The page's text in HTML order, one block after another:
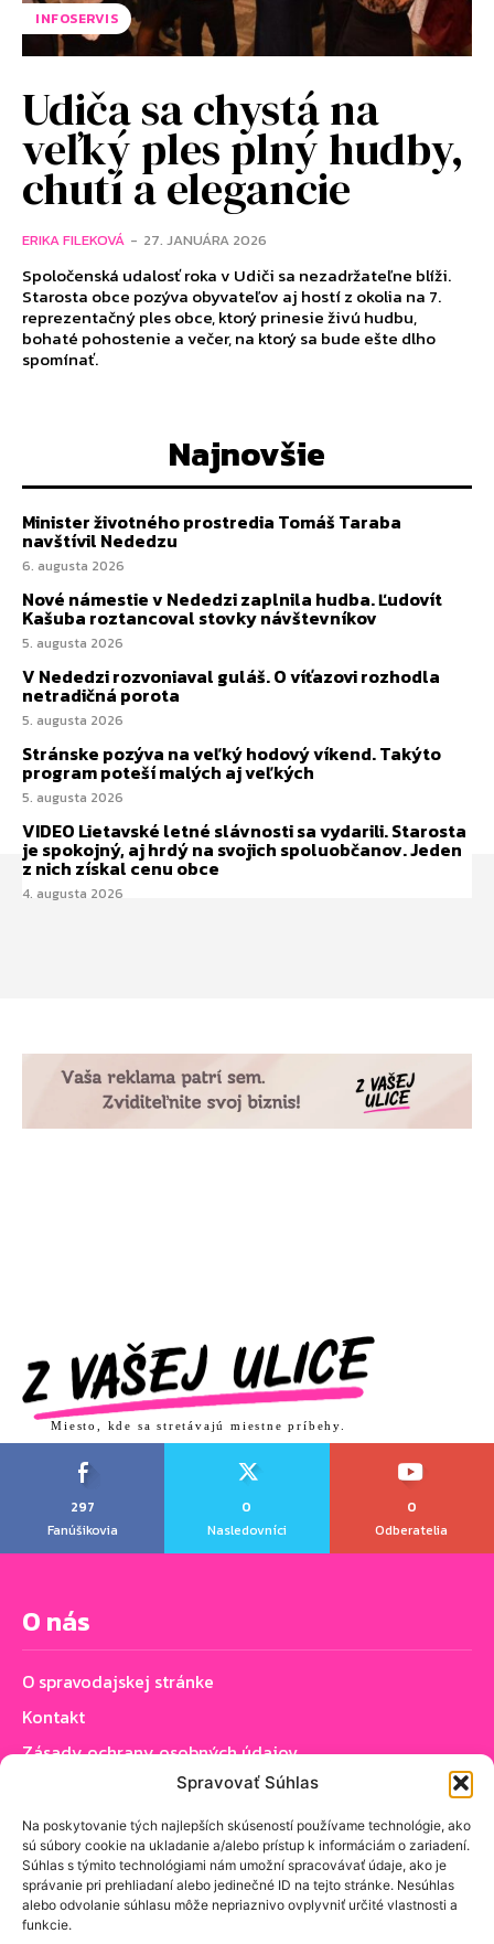
Spravovať Súhlas
Na poskytovanie tých najlepších skúseností používame technológie, ako
sú súbory cookie na ukladanie a/alebo prístup k informáciám o zariadení.
Súhlas s týmito technológiami nám umožní spracovávať údaje, ako je
správanie pri prehliadaní alebo jedinečné ID na tejto stránke. Nesúhlas
alebo odvolanie súhlasu môže nepriaznivo ovplyvniť určité vlastnosti a
funkcie.
INFOSERVIS
Udiča sa chystá na
veľký ples plný hudby,
chutí a elegancie
ERIKA FILEKOVÁ - 27. JANUÁRA 2026
Spoločenská udalosť roka v Udiči sa nezadržateľne blíži.
Starosta obce pozýva obyvateľov aj hostí z okolia na 7.
reprezentačný ples obce, ktorý prinesie živú hudbu,
bohaté pohostenie a večer, na ktorý sa bude ešte dlho
spomínať.
Najnovšie
Minister životného prostredia Tomáš Taraba
navštívil Nededzu
6. augusta 2026
Nové námestie v Nededzi zaplnila hudba. Ľudovít
Kašuba roztancoval stovky návštevníkov
5. augusta 2026
V Nededzi rozvoniaval guláš. O víťazovi rozhodla
netradičná porota
5. augusta 2026
Stránske pozýva na veľký hodový víkend. Takýto
program poteší malých aj veľkých
5. augusta 2026
VIDEO Lietavské letné slávnosti sa vydarili. Starosta
je spokojný, aj hrdý na svojich spoluobčanov. Jeden
z nich získal cenu obce
4. augusta 2026
Miesto, kde sa stretávajú miestne príbehy.
297
Fanúšikovia
0
Nasledovníci
0
Odberatelia
O nás
O spravodajskej stránke
Kontakt
Zásady ochrany osobných údajov
Zásady používania cookie (EÚ)
Sledujte nás